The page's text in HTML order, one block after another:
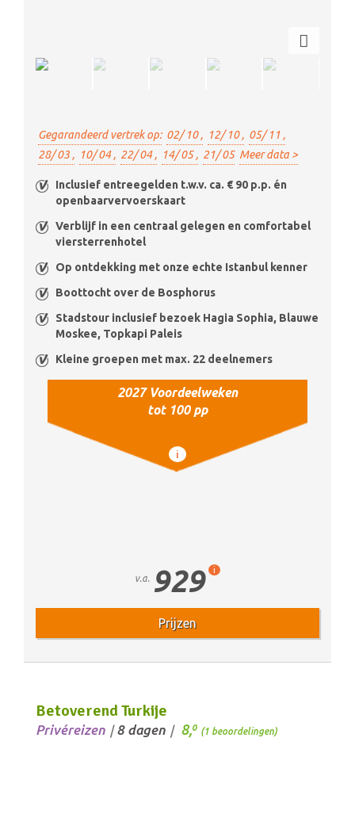
Gegarandeerd vertrek op: 02/ 10 , 12/ 10 , 05/ 11 ,
28/ 03 , 10/ 04 , 22/ 04 , 14/ 05 , 21/ 05 Meer data >
Inclusief entreegelden t.w.v. ca. € 90 p.p. én
openbaarvervoerskaart
Verblijf in een centraal gelegen en comfortabel
viersterrenhotel
Op ontdekking met onze echte Istanbul kenner
Boottocht over de Bosphorus
Stadstour inclusief bezoek Hagia Sophia, Blauwe
Moskee, Topkapi Paleis
Kleine groepen met max. 22 deelnemers
2027 Voordeelweken
tot 100 pp
i
v.a. 929 i
Prijzen
Betoverend Turkije
Privéreizen /8 dagen / 8, 0 (1 beoordelingen)